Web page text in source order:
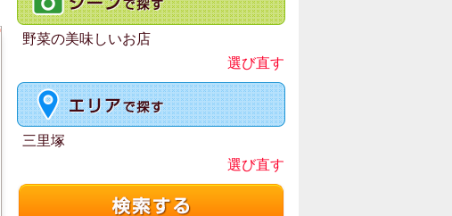
野菜の美味しいお店
選び直す
三里塚
選び直す